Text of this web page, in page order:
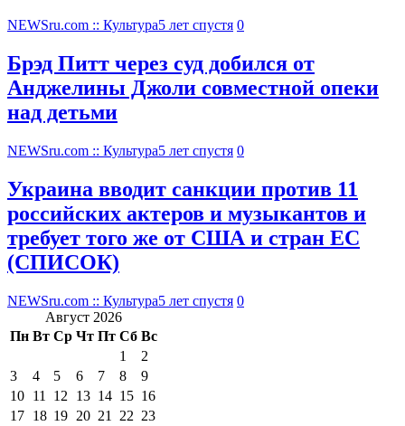
NEWSru.com :: Культура5 лет спустя 0
Брэд Питт через суд добился от
Анджелины Джоли совместной опеки
над детьми
NEWSru.com :: Культура5 лет спустя 0
Украина вводит санкции против 11
российских актеров и музыкантов и
требует того же от США и стран ЕС
(СПИСОК)
NEWSru.com :: Культура5 лет спустя 0
Август 2026
Пн Вт Ср Чт Пт Сб Вс
1
2
3
4 5 6 7 8
9
10 11 12 13 14 15 16
17 18 19 20 21 22 23